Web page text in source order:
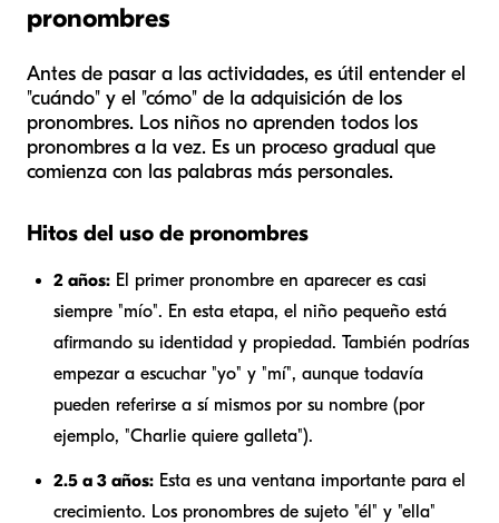
pronombres
Antes de pasar a las actividades, es útil entender el
"cuándo" y el "cómo" de la adquisición de los
pronombres. Los niños no aprenden todos los
pronombres a la vez. Es un proceso gradual que
comienza con las palabras más personales.
Hitos del uso de pronombres
2 años: El primer pronombre en aparecer es casi
siempre "mío". En esta etapa, el niño pequeño está
afirmando su identidad y propiedad. También podrías
empezar a escuchar "yo" y "mí", aunque todavía
pueden referirse a sí mismos por su nombre (por
ejemplo, "Charlie quiere galleta").
2.5 a 3 años: Esta es una ventana importante para el
crecimiento. Los pronombres de sujeto "él" y "ella"